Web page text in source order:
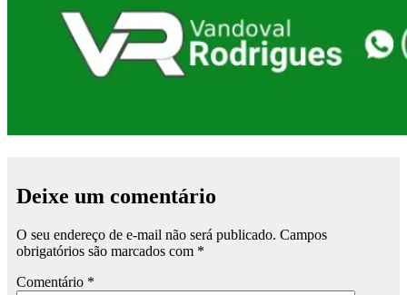
Deixe um comentário
O seu endereço de e-mail não será publicado. Campos
obrigatórios são marcados com *
Comentário *